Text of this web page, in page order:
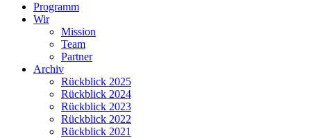
Programm
Wir
Mission
Team
Partner
Archiv
Rückblick 2025
Rückblick 2024
Rückblick 2023
Rückblick 2022
Rückblick 2021